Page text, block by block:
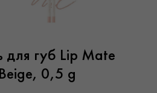
для губ Lip Mate
0,5 g